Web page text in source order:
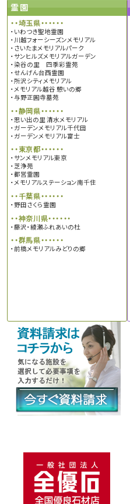
霊園
・・埼玉県・・・・・・
・いわつき聖地霊園
・川越フォーシーズンメモリアル
・さいたまメモリアルパーク
・サンヒルズメモリアルガーデン
・染谷の里 四季彩霊苑
・せんげん台西霊園
・所沢シティメモリアル
・メモリアル越谷 憩いの郷
・与野正圓寺墓苑
・・静岡県・・・・・・
・思い出の里 清水メモリアル
・ガーデンメモリアル千代田
・ガーデンメモリアル富士
・・東京都・・・・・・
・サンメモリアル東京
・芝浄苑
・都営霊園
・メモリアルステーション南千住
・・千葉県・・・・・・
・野田さくら霊園
・・神奈川県・・・・・・
・藤沢・綾瀬ふれあいの杜
・・群馬県・・・・・・
・前橋メモリアルみどりの郷